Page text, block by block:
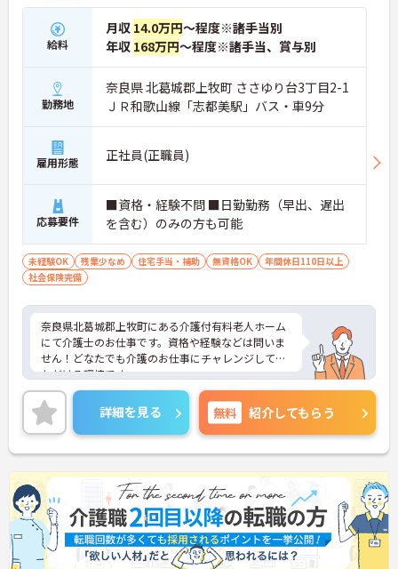
給料
月収 14.0万円～程度※諸手当別
年収 168万円～程度※諸手当、賞与別
勤務地
奈良県 北葛城郡上牧町 ささゆり台3丁目2-1
ＪＲ和歌山線「志都美駅」バス・車9分
雇用形態 正社員(正職員)
応募要件
■資格・経験不問 ■日勤勤務（早出、遅出
を含む）のみの方も可能
未経験OK 残業少なめ 住宅手当・補助 無資格OK
年間休日110日以上
社会保険完備
奈良県北葛城郡上牧町にある介護付有料老人ホーム
にて介護士のお仕事です。資格や経験などは問いま
せん！どなたでも介護のお仕事にチャレンジしてい
ただける環境です。
ご興味ある方には、面接対策ポイントなど、さらに
詳細をお話しいたしますのでお気軽にご相談くださ
い。
詳細を見る 無料 紹介してもらう